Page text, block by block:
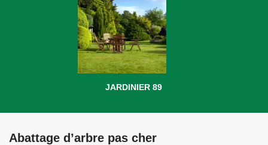
JARDINIER 89
Abattage d’arbre pas cher